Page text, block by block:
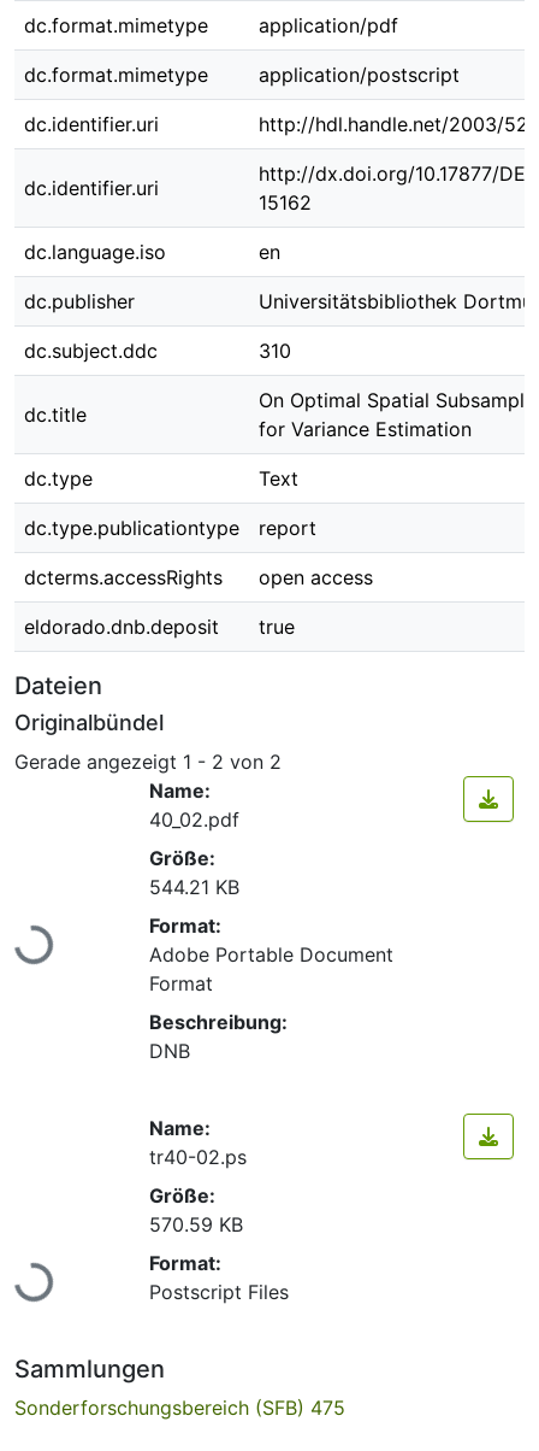
dc.format.mimetype application/pdf
dc.format.mimetype application/postscript
dc.identifier.uri http://hdl.handle.net/2003/
dc.identifier.uri
http://dx.doi.org/10.17877/
15162
dc.language.iso en
dc.publisher Universitätsbibliothek
dc.subject.ddc 310
dc.title
On Optimal Spatial
for Variance Estimation
dc.type Text
dc.type.publicationtype report
dcterms.accessRights open access
eldorado.dnb.deposit true
Dateien
Originalbündel
Gerade angezeigt 1 - 2 von 2
Lade...
Name:
40_02.pdf
Größe:
544.21 KB
Format:
Adobe Portable Document
Format
Beschreibung:
DNB
Lade...
Name:
tr40-02.ps
Größe:
570.59 KB
Format:
Postscript Files
Sammlungen
Sonderforschungsbereich (SFB) 475